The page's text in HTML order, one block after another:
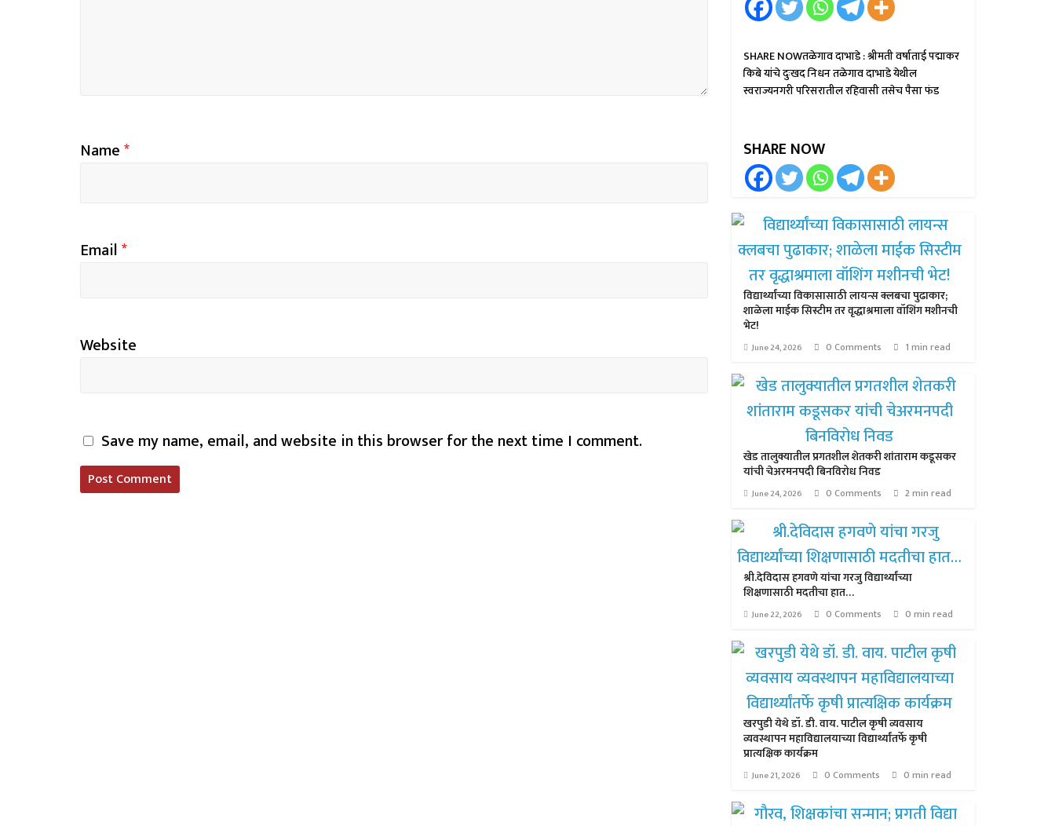
Name*
Email*
Website
Save my name, email, and website in this browser for the next time I comment.
SHARE NOWतळेगाव दाभाडे : श्रीमती वर्षाताई पद्माकर
किबे यांचे दुःखद निधन तळेगाव दाभाडे येथील
स्वराज्यनगरी परिसरातील रहिवासी तसेच पैसा फंड
SHARE NOW
विद्यार्थ्यांच्या विकासासाठी लायन्स क्लबचा पुढाकार;
शाळेला माईक सिस्टीम तर वृद्धाश्रमाला वॉशिंग मशीनची
भेट!
June 24, 2026 0 Comments 1 min read
खेड तालुक्यातील प्रगतशील शेतकरी शांताराम कडूसकर
यांची चेअरमनपदी बिनविरोध निवड
June 24, 2026 0 Comments 2 min read
श्री.देविदास हगवणे यांचा गरजु विद्यार्थ्यांच्या
शिक्षणासाठी मदतीचा हात…
June 22, 2026 0 Comments 0 min read
खरपुडी येथे डॉ. डी. वाय. पाटील कृषी व्यवसाय
व्यवस्थापन महाविद्यालयाच्या विद्यार्थ्यांतर्फे कृषी
प्रात्यक्षिक कार्यक्रम
June 21, 2026 0 Comments 0 min read